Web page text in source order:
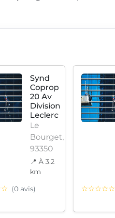
Synd
Coprop
20 Av
Division
Leclerc
Le
Bourget,
93350
📍 À 3.2
km
(0 avis) ☆☆☆☆☆